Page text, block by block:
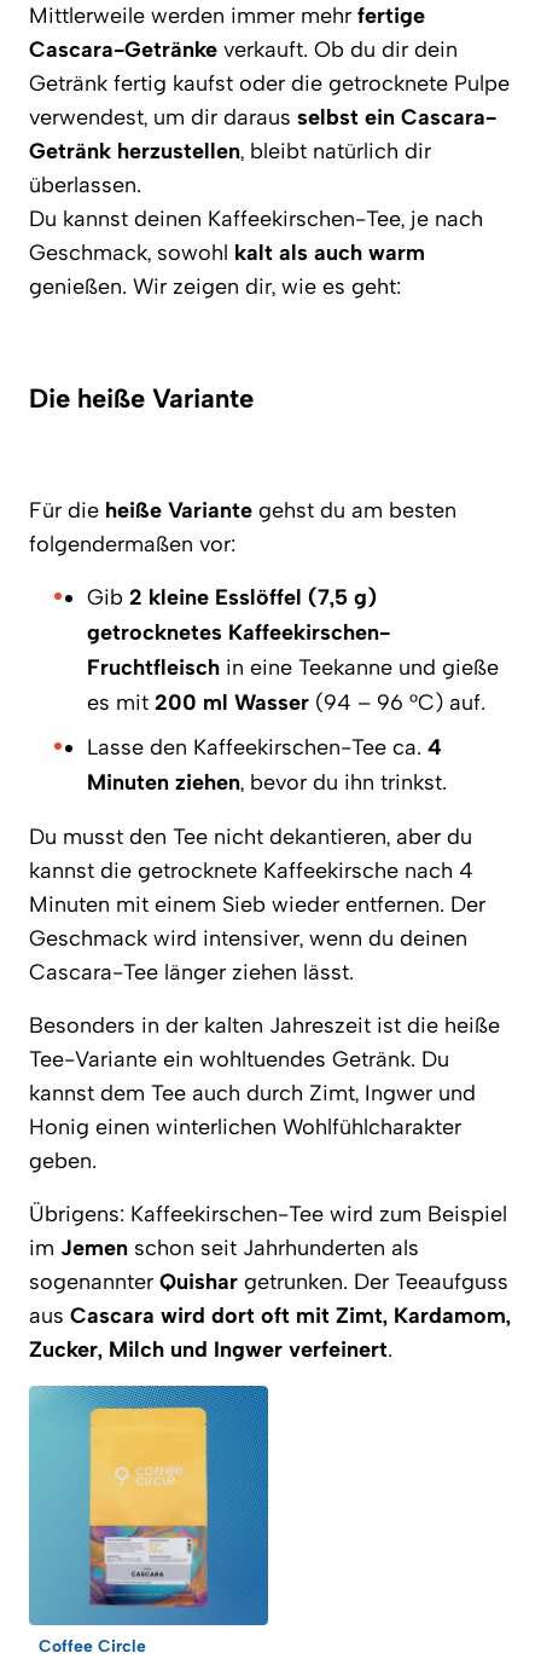
Mittlerweile werden immer mehr fertige
Cascara-Getränke verkauft. Ob du dir dein
Getränk fertig kaufst oder die getrocknete Pulpe
verwendest, um dir daraus selbst ein Cascara-
Getränk herzustellen, bleibt natürlich dir
überlassen.
Du kannst deinen Kaffeekirschen-Tee, je nach
Geschmack, sowohl kalt als auch warm
genießen. Wir zeigen dir, wie es geht:
Die heiße Variante
Für die heiße Variante gehst du am besten
folgendermaßen vor:
Gib 2 kleine Esslöffel (7,5 g)
getrocknetes Kaffeekirschen-
Fruchtfleisch in eine Teekanne und gieße
es mit 200 ml Wasser (94 – 96 °C) auf.
Lasse den Kaffeekirschen-Tee ca. 4
Minuten ziehen, bevor du ihn trinkst.
Du musst den Tee nicht dekantieren, aber du
kannst die getrocknete Kaffeekirsche nach 4
Minuten mit einem Sieb wieder entfernen. Der
Geschmack wird intensiver, wenn du deinen
Cascara-Tee länger ziehen lässt.
Besonders in der kalten Jahreszeit ist die heiße
Tee-Variante ein wohltuendes Getränk. Du
kannst dem Tee auch durch Zimt, Ingwer und
Honig einen winterlichen Wohlfühlcharakter
geben.
Übrigens: Kaffeekirschen-Tee wird zum Beispiel
im Jemen schon seit Jahrhunderten als
sogenannter Quishar getrunken. Der Teeaufguss
aus Cascara wird dort oft mit Zimt, Kardamom,
Zucker, Milch und Ingwer verfeinert.
Coffee Circle